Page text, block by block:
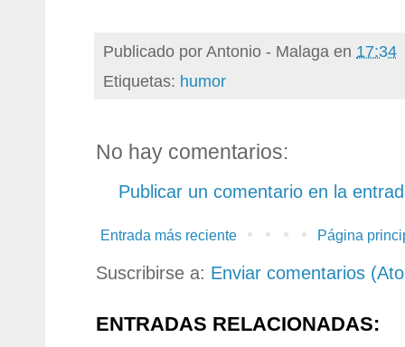
Publicado porAntonio - Malaga en 17:34
Etiquetas: humor
No hay comentarios:
Publicar un comentario en la
Entrada más reciente Página
Suscribirse a: Enviar comentarios
ENTRADAS RELACIONADAS: